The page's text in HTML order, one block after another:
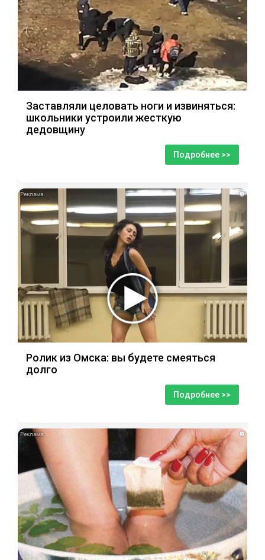
Заставляли целовать ноги и извиняться:
школьники устроили жесткую
дедовщину
Подробнее >>
i
Ролик из Омска: вы будете смеяться
долго
Подробнее >>
i